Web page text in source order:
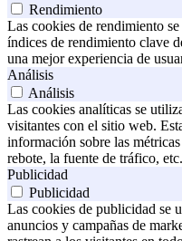
Rendimiento
Las cookies de rendimiento
índices de rendimiento clave
una mejor experiencia de
Análisis
Análisis
Las cookies analíticas se
visitantes con el sitio web.
información sobre las
rebote, la fuente de tráfico, etc.
Publicidad
Publicidad
Las cookies de publicidad se
anuncios y campañas de